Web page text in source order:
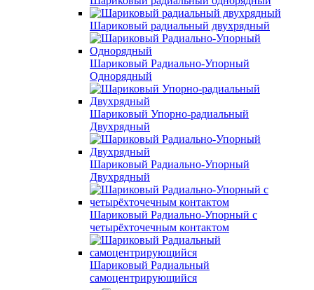
Шариковый радиальный двухрядный
Шариковый Радиально-Упорный
Однорядный
Шариковый Упорно-радиальный
Двухрядный
Шариковый Радиально-Упорный
Двухрядный
Шариковый Радиально-Упорный с
четырёхточечным контактом
Шариковый Радиальный
самоцентрирующийся